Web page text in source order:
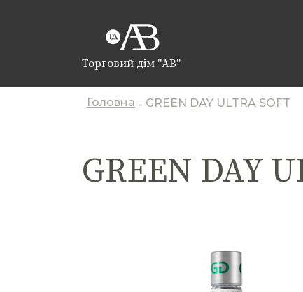
Торговий дім "АВ"
Головна - GREEN DAY ULTRA SOFT
GREEN DAY